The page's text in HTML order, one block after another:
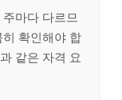
마다 다르므
확인해야 합
같은 자격 요